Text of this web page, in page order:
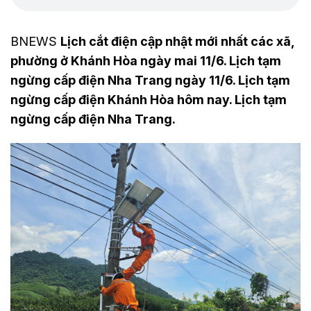
BNEWS Lịch cắt điện cập nhật mới nhất các xã,
phường ở Khánh Hòa ngày mai 11/6. Lịch tạm
ngừng cấp điện Nha Trang ngày 11/6. Lịch tạm
ngừng cấp điện Khánh Hòa hôm nay. Lịch tạm
ngừng cấp điện Nha Trang.